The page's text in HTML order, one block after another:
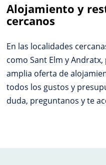
Alojamiento y
cercanos
En las localidades
como Sant Elm y
amplia oferta de
todos los gustos y
duda, preguntanos y te